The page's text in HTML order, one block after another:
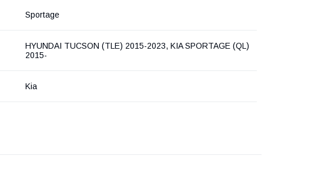
Sportage
HYUNDAI TUCSON (TLE) 2015-2023, KIA SPORTAGE (QL)
2015-
Kia